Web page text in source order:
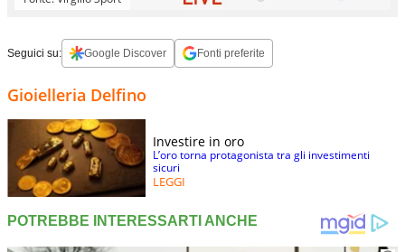
Seguici su: Google Discover Fonti preferite
Gioielleria Delfino
Investire in oro
L’oro torna protagonista tra gli investimenti
sicuri
LEGGI